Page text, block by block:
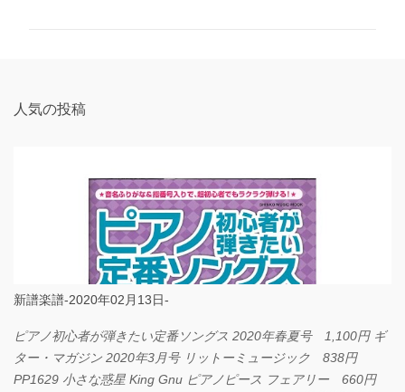
人気の投稿
新譜楽譜-2020年02月13日-
ピアノ初心者が弾きたい定番ソングス 2020年春夏号 1,100円 ギ
ター・マガジン 2020年3月号 リットーミュージック 838円
PP1629 小さな惑星 King Gnu ピアノピース フェアリー 660円